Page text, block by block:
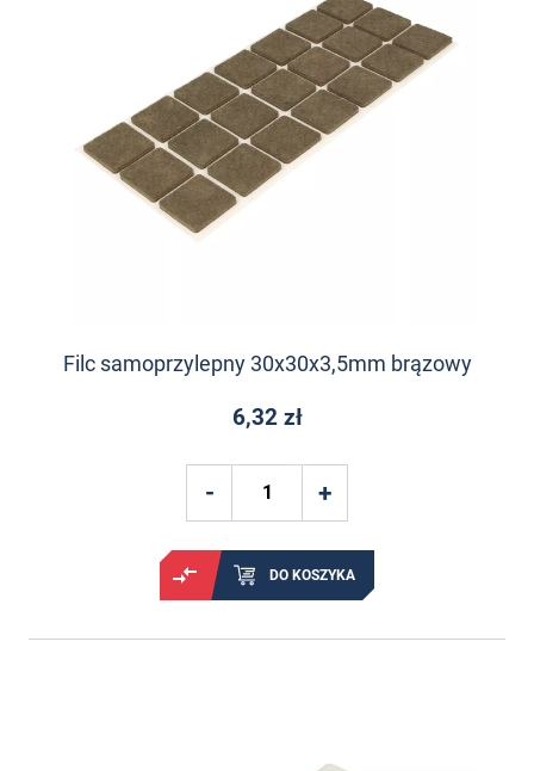
Filc samoprzylepny 30x30x3,5mm brązowy
6,32 zł
DO KOSZYKA